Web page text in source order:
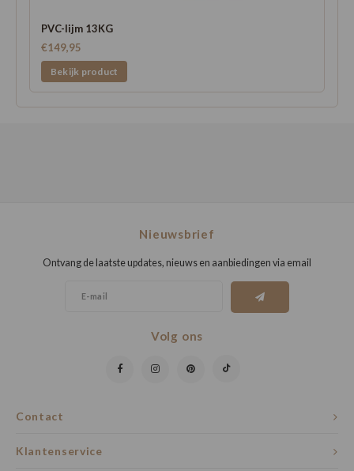
PVC-lijm 13KG
€149,95
Bekijk product
Contact
Nieuwsbrief
Ontvang de laatste updates, nieuws en aanbiedingen via email
Volg ons
Klantenservice